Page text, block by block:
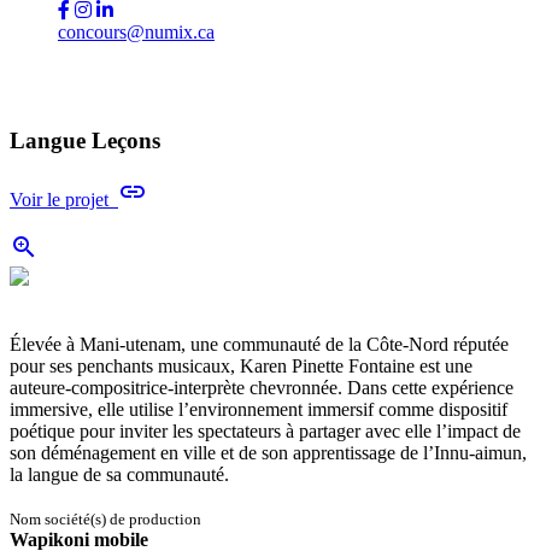
concours@numix.ca
Langue Leçons
Voir le projet link
zoom_in
Élevée à Mani-utenam, une communauté de la Côte-Nord réputée
pour ses penchants musicaux, Karen Pinette Fontaine est une
auteure-compositrice-interprète chevronnée. Dans cette expérience
immersive, elle utilise l’environnement immersif comme dispositif
poétique pour inviter les spectateurs à partager avec elle l’impact de
son déménagement en ville et de son apprentissage de l’Innu-aimun,
la langue de sa communauté.
Nom société(s) de production
Wapikoni mobile